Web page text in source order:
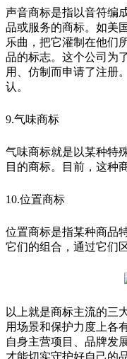
声音商标是指以音符编
品或服务的商标。如美
乐曲，把它灌制在他们
品的标志。这个公司为
用、仿制而申请了注册
认。
9.气味商标
气味商标就是以某种特
目的商标。目前，这种
10.位置商标
位置商标是指某种商品
它们的组合，通过它们
以上就是商标主流的三
用场景和保护力度上各
自身主营项目、品牌发
才能切实守护好自己的